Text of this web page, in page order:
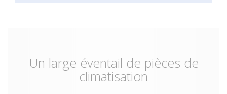
Un large éventail de pièces de
climatisation